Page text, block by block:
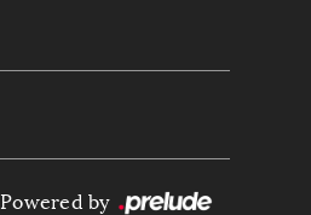
Powered by